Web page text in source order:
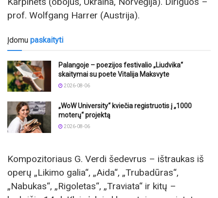
prof. Wolfgang Harrer (Austrija).
Įdomu paskaityti
Palangoje – poezijos festivalio „Liudvika“
skaitymai su poete Vitalija Maksvyte
2026-08-06
„WoW University“ kviečia registruotis į „1000
moterų“ projektą
2026-08-06
Kompozitoriaus G. Verdi šedevrus – ištraukas iš
operų „Likimo galia“, „Aida“, „Trubadūras“,
„Nabukas“, „Rigoletas“, „Traviata“ ir kitų –